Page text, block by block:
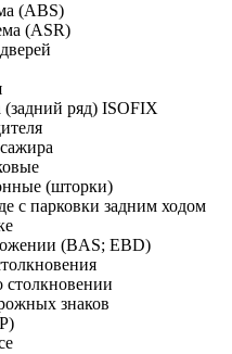
(ABS)
(ASR)
(задний ряд) ISOFIX
(шторки)
с парковки задним ходом
(BAS; EBD)
столкновении
знаков